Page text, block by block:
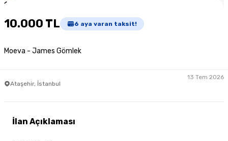
1
10.000 TL 6 aya varan taksit!
Moeva - James Gömlek
Ataşehir, İstanbul
13 Tem 2026
İlan Açıklaması